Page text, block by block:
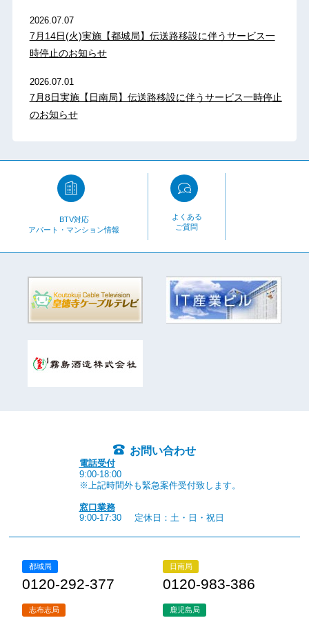
2026.07.07
7月14日(火)実施【都城局】伝送路移設に伴うサービス一
時停止のお知らせ
2026.07.01
7月8日実施【日南局】伝送路移設に伴うサービス一時停止
のお知らせ
BTV対応
アパート・マンション情報
よくある
ご質問
お問い合わせ
電話受付
9:00-18:00
※上記時間外も緊急案件受付致します。
窓口業務
9:00-17:30
定休日：土・日・祝日
都城局
0120-292-377
日南局
0120-983-386
志布志局 鹿児島局